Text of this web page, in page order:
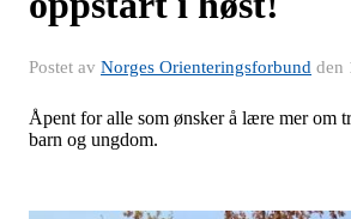
Postet av Norges Orienteringsforbund den
Åpent for alle som ønsker å lære mer om
barn og ungdom.